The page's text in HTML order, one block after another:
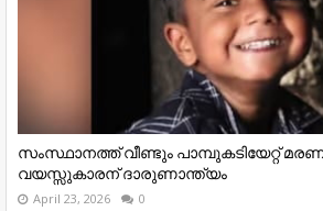
സംസ്ഥാനത്ത് വീണ്ടും പാമ്പുകടിയേറ്റ്
വയസ്സുകാരന് ദാരുണാന്ത്യം
April 23, 2026 0